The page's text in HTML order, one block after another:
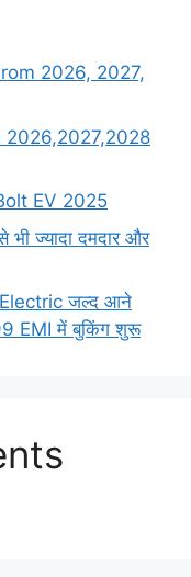
2026, 2027,
2026,2027,2028
EV 2025
भी ज्यादा दमदार और
Electric जल्द आने
EMI में बुकिंग शुरू